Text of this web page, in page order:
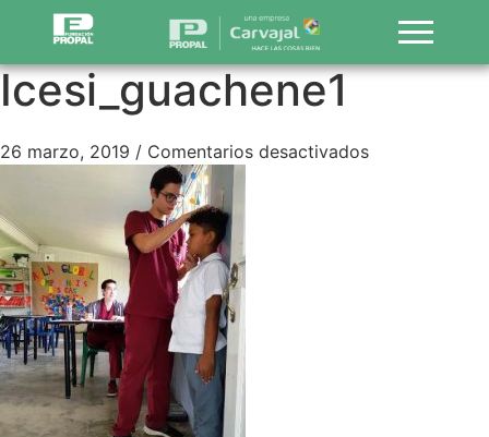
Icesi_guachene1
26 marzo, 2019 / Comentarios desactivados